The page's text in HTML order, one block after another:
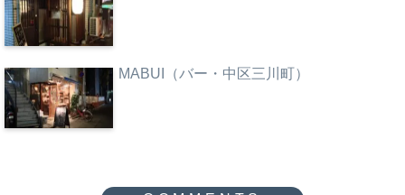
MABUI（バー・中区三川町）